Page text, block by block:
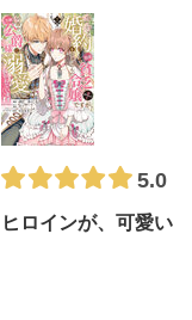
5.0
ヒロインが、可愛い